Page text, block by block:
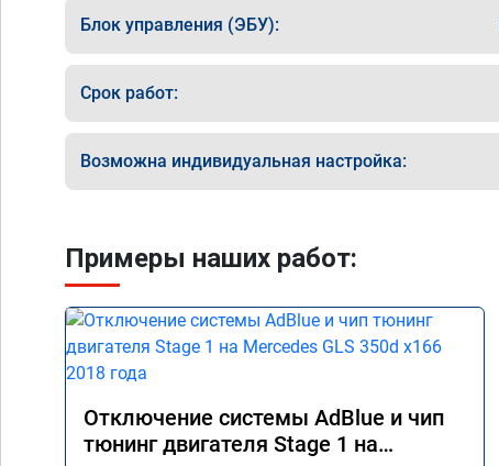
Блок управления (ЭБУ):
Срок работ:
Возможна индивидуальная настройка:
Примеры наших работ:
Отключение системы AdBlue и чип
тюнинг двигателя Stage 1 на